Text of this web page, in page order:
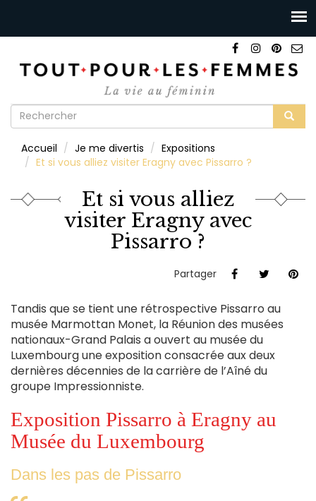
Formulaire
recherche
Accueil Je me divertis
Expositions
Et si vous alliez visiter Eragny avec Pissarro ?
Et si vous alliez
visiter Eragny avec
Pissarro ?
Partager
Tandis que se tient une rétrospective Pissarro au
musée Marmottan Monet, la Réunion des musées
nationaux-Grand Palais a ouvert au musée du
Luxembourg une exposition consacrée aux deux
dernières décennies de la carrière de l’Aîné du
groupe Impressionniste.
Exposition Pissarro à Eragny au
Musée du Luxembourg
Dans les pas de Pissarro